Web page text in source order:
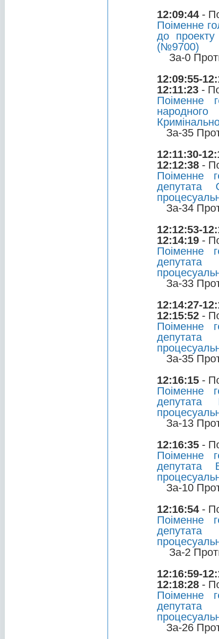
12:09:44-
Поіменне
до проекту
(№9700)
За-0
12:09:55-
12:11:23 -
Поіменне
За-35
12:11:30-
12:12:38 -
Поіменне
депутата
За-34
12:12:53-
12:14:19 -
Поіменне
За-33
12:14:27-
12:15:52 -
Поіменне
За-35
12:16:15 -
Поіменне
депутата
За-13
12:16:35 -
Поіменне
депутата
За-10
12:16:54-
Поіменне
депутата
За-2
12:16:59-
12:18:28 -
Поіменне
За-26